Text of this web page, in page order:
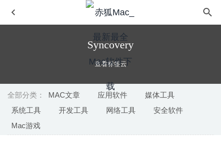
Syncovery
查看标签云
全部分类： MAC文章 应用软件
媒体工具
系统工具
开发工具 网络工具
安全软件
Mac游戏